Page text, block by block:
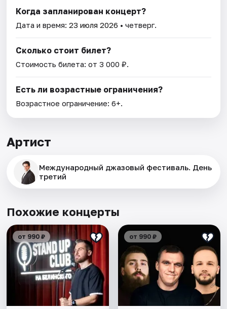
Когда запланирован концерт?
Дата и время:23 июля 2026 • четверг.
Сколько стоит билет?
Стоимость билета: от 3 000 ₽.
Есть ли возрастные ограничения?
Возрастное ограничение: 6+.
Артист
Международный джазовый фестиваль. День
третий
Похожие концерты
от 990 ₽ от 990 ₽